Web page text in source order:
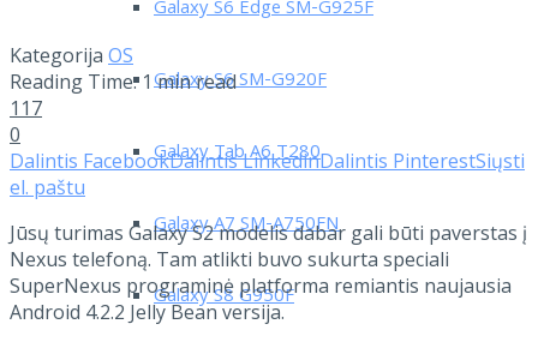
Galaxy S6 Edge SM-G925F
Galaxy S6 SM-G920F
Galaxy Tab A6 T280
Galaxy A7 SM-A750FN
Galaxy S8 G950F
Kategorija OS
Reading Time: 1 min read
117
0
Dalintis FacebookDalintis LinkedinDalintis PinterestSiųsti
el. paštu
Jūsų turimas Galaxy S2 modelis dabar gali būti paverstas į
Nexus telefoną. Tam atlikti buvo sukurta speciali
SuperNexus programinė platforma remiantis naujausia
Android 4.2.2 Jelly Bean versija.